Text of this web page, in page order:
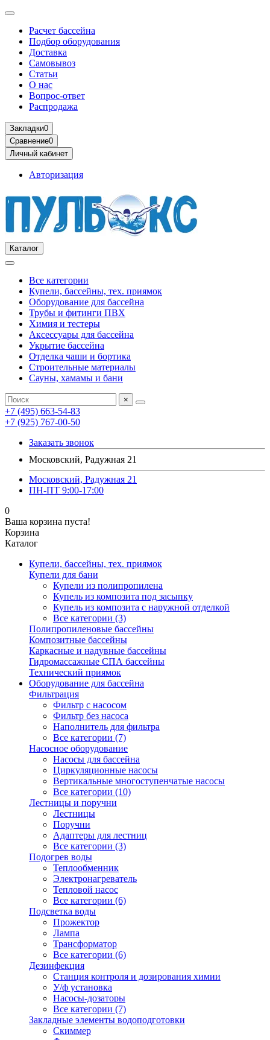
Расчет бассейна
Подбор оборудования
Доставка
Самовывоз
Статьи
О нас
Вопрос-ответ
Распродажа
Закладки0
Сравнение0
Личный кабинет
Авторизация
Каталог
Все категории
Купели, бассейны, тех. приямок
Оборудование для бассейна
Трубы и фитинги ПВХ
Химия и тестеры
Аксессуары для бассейна
Укрытие бассейна
Отделка чаши и бортика
Строительные материалы
Сауны, хамамы и бани
×
+7 (495) 663-54-83
+7 (925) 767-00-50
Заказать звонок
Московский, Радужная 21
Московский, Радужная 21
ПН-ПТ 9:00-17:00
0
Ваша корзина пуста!
Корзина
Каталог
Купели, бассейны, тех. приямок
Купели для бани
Купели из полипропилена
Купель из композита под засыпку
Купель из композита с наружной отделкой
Все категории (3)
Полипропиленовые бассейны
Композитные бассейны
Каркасные и надувные бассейны
Гидромассажные СПА бассейны
Технический приямок
Оборудование для бассейна
Фильтрация
Фильтр с насосом
Фильтр без насоса
Наполнитель для фильтра
Все категории (7)
Насосное оборудование
Насосы для бассейна
Циркуляционные насосы
Вертикальные многоступенчатые насосы
Все категории (10)
Лестницы и поручни
Лестницы
Поручни
Адаптеры для лестниц
Все категории (3)
Подогрев воды
Теплообменник
Электронагреватель
Тепловой насос
Все категории (6)
Подсветка воды
Прожектор
Лампа
Трансформатор
Все категории (6)
Дезинфекция
Станция контроля и дозирования химии
У/ф установка
Насосы-дозаторы
Все категории (7)
Закладные элементы водоподготовки
Скиммер